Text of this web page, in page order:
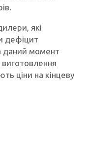
які
дефіцит
даний момент
ціни на кінцеву